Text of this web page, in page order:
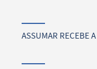
ASSUMAR RECEBE